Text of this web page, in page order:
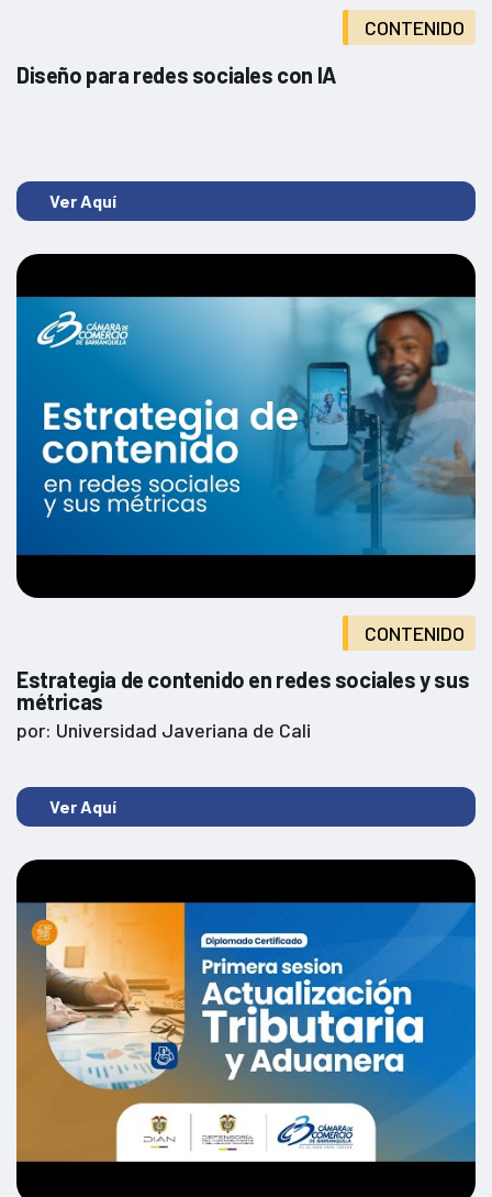
CONTENIDO
Diseño para redes sociales con IA
Ver Aquí
CONTENIDO
Estrategia de contenido en redes sociales y sus
métricas
por: Universidad Javeriana de Cali
Ver Aquí